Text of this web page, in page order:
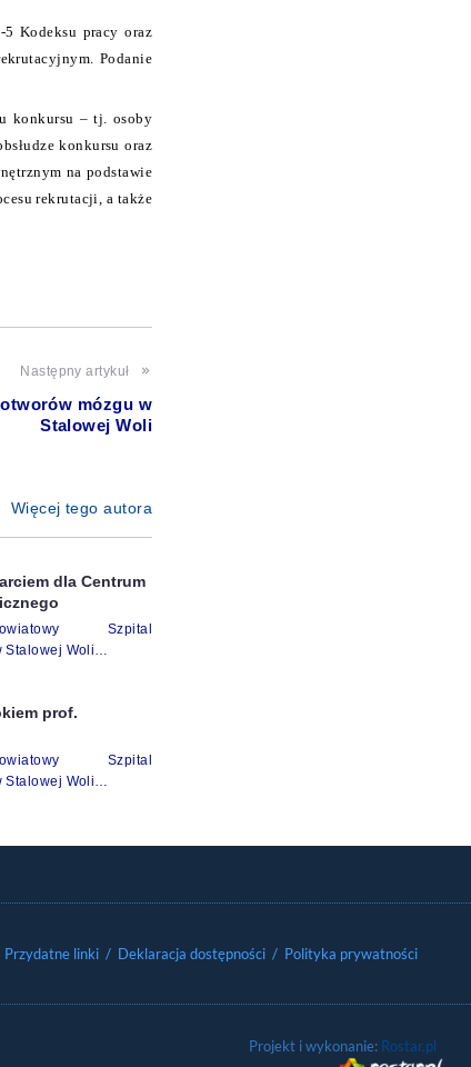
Kodeksu pracy oraz
Podanie
konkursu – tj. osoby
konkursu oraz
na podstawie
rekrutacji, a także
Następny artykuł
mózgu w
Stalowej Woli
Więcej tego autora
dla Centrum
Szpital
Stalowej Woli…
prof.
Szpital
Stalowej Woli…
Przydatne linki / Deklaracja dostępności / Polityka prywatności
Projekt i wykonanie: Rostar.pl